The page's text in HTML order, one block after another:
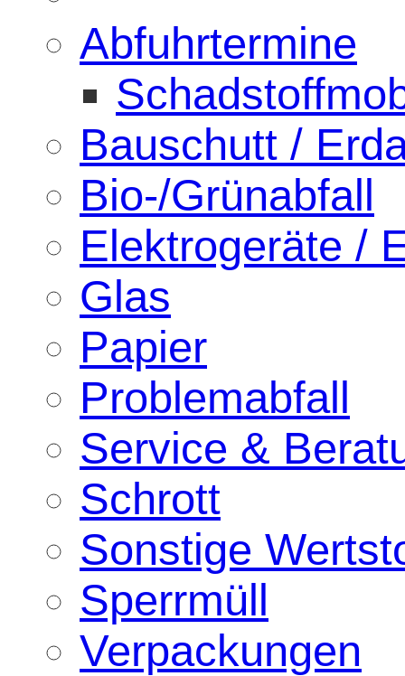
Abfuhrtermine
Bauschutt /
Bio-/Grünabfall
Elektrogeräte /
Glas
Papier
Problemabfall
Service &
Schrott
Sonstige
Sperrmüll
Verpackungen